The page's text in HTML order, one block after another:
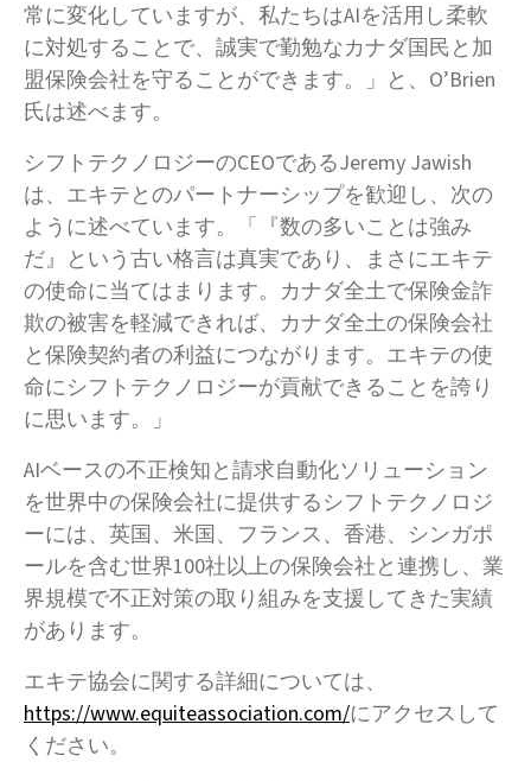
常に変化していますが、私たちはAIを活用し柔軟
に対処することで、誠実で勤勉なカナダ国民と加
盟保険会社を守ることができます。」と、O’Brien
氏は述べます。
シフトテクノロジーのCEOであるJeremy Jawish
は、エキテとのパートナーシップを歓迎し、次の
ように述べています。「『数の多いことは強み
だ』という古い格言は真実であり、まさにエキテ
の使命に当てはまります。カナダ全土で保険金詐
欺の被害を軽減できれば、カナダ全土の保険会社
と保険契約者の利益につながります。エキテの使
命にシフトテクノロジーが貢献できることを誇り
に思います。」
AIベースの不正検知と請求自動化ソリューション
を世界中の保険会社に提供するシフトテクノロジ
ーには、英国、米国、フランス、香港、シンガポ
ールを含む世界100社以上の保険会社と連携し、業
界規模で不正対策の取り組みを支援してきた実績
があります。
エキテ協会に関する詳細については、
https://www.equiteassociation.com/にアクセスして
ください。